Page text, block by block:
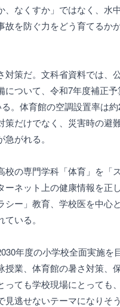
、なくすか」ではなく、水
故を防ぐ力をどう育てるか
対策だ。文科省資料では、
について、令和7年度補正予
。体育館の空調設置率は
策だけでなく、災害時の避
がれる。
の専門学科「体育」を「ス
ーネット上の健康情報を正
シー」教育、学校医を中心
いる。
年度の小学校全面実施を
授業、体育館の暑さ対策、
っても学校現場にとっても
逃せないテーマになりそう